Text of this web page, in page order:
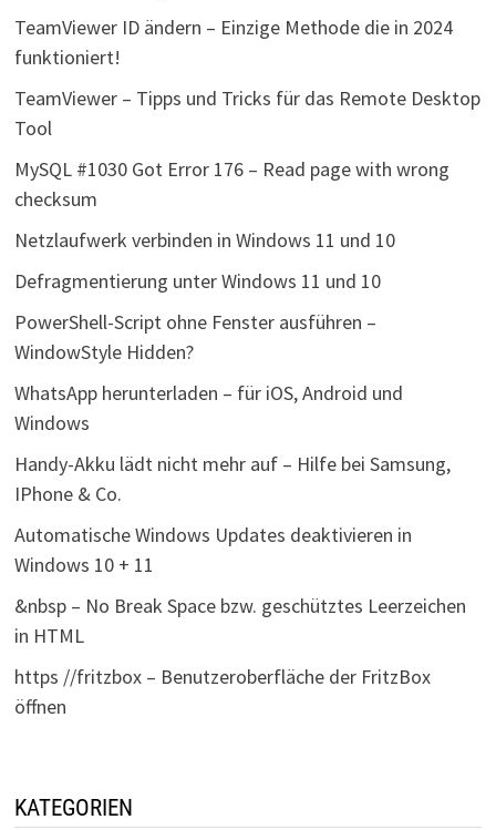
TeamViewer ID ändern – Einzige Methode die in 2024
funktioniert!
TeamViewer – Tipps und Tricks für das Remote Desktop
Tool
MySQL #1030 Got Error 176 – Read page with wrong
checksum
Netzlaufwerk verbinden in Windows 11 und 10
Defragmentierung unter Windows 11 und 10
PowerShell-Script ohne Fenster ausführen –
WindowStyle Hidden?
WhatsApp herunterladen – für iOS, Android und
Windows
Handy-Akku lädt nicht mehr auf – Hilfe bei Samsung,
IPhone & Co.
Automatische Windows Updates deaktivieren in
Windows 10 + 11
&nbsp – No Break Space bzw. geschütztes Leerzeichen
in HTML
https //fritzbox – Benutzeroberfläche der FritzBox
öffnen
KATEGORIEN